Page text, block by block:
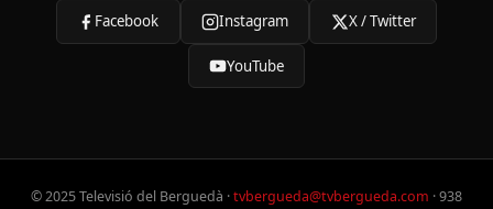
Facebook Instagram X / Twitter
YouTube
© 2025 Televisió del Berguedà ·tvbergueda@tvbergueda.com · 938